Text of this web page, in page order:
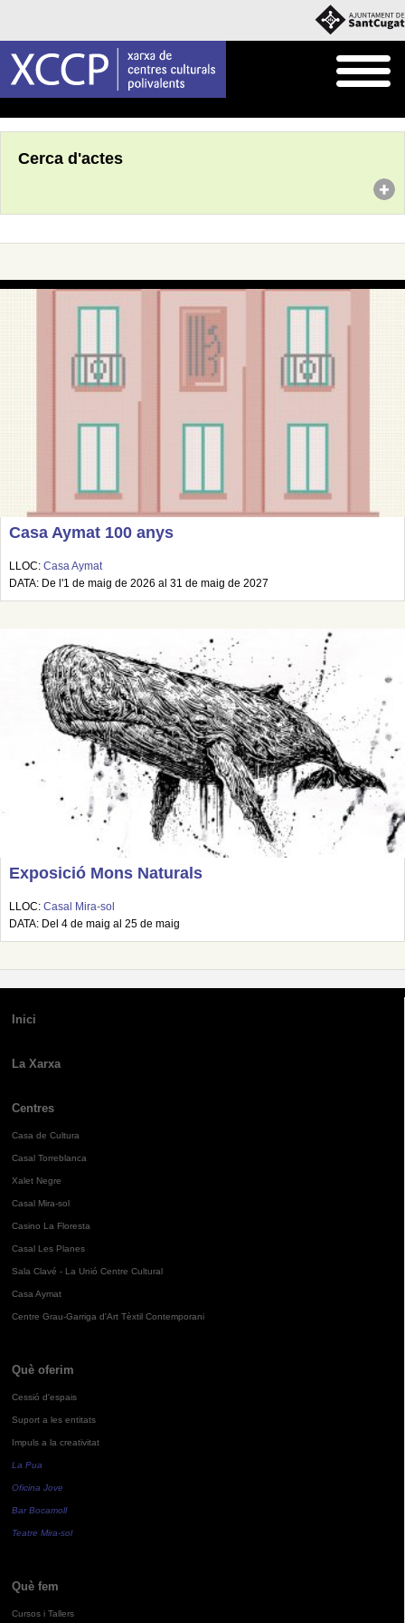
Cerca d'actes
Casa Aymat 100 anys
LLOC: Casa Aymat
DATA: De l'1 de maig de 2026 al 31 de maig de 2027
Exposició Mons Naturals
LLOC: Casal Mira-sol
DATA: Del 4 de maig al 25 de maig
Inici
La Xarxa
Centres
Casa de Cultura
Casal Torreblanca
Xalet Negre
Casal Mira-sol
Casino La Floresta
Casal Les Planes
Sala Clavé - La Unió Centre Cultural
Casa Aymat
Centre Grau-Garriga d'Art Tèxtil Contemporani
Què oferim
Cessió d'espais
Suport a les entitats
Impuls a la creativitat
La Pua
Oficina Jove
Bar Bocamoll
Teatre Mira-sol
Què fem
Cursos i Tallers